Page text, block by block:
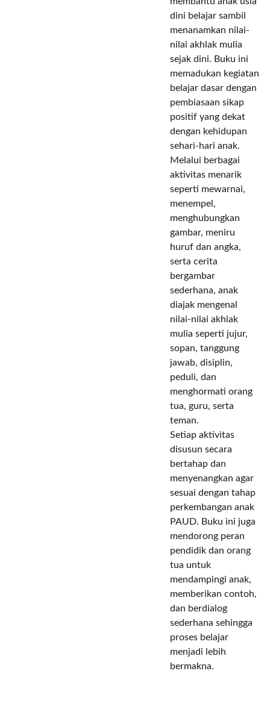
dini belajar sambil
menanamkan nilai-
nilai akhlak mulia
sejak dini. Buku ini
memadukan kegiatan
belajar dasar dengan
pembiasaan sikap
positif yang dekat
dengan kehidupan
sehari-hari anak.
Melalui berbagai
aktivitas menarik
seperti mewarnai,
menempel,
menghubungkan
gambar, meniru
huruf dan angka,
serta cerita
bergambar
sederhana, anak
diajak mengenal
nilai-nilai akhlak
mulia seperti jujur,
sopan, tanggung
jawab, disiplin,
peduli, dan
menghormati orang
tua, guru, serta
teman.
Setiap aktivitas
disusun secara
bertahap dan
menyenangkan agar
sesuai dengan tahap
perkembangan anak
PAUD. Buku ini juga
mendorong peran
pendidik dan orang
tua untuk
mendampingi anak,
memberikan contoh,
dan berdialog
sederhana sehingga
proses belajar
menjadi lebih
bermakna.